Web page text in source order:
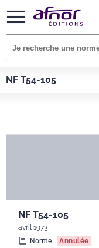
NF T54-105
Afnor EDITIONS
NF T54-105
avril 1973
Norme
Annulée